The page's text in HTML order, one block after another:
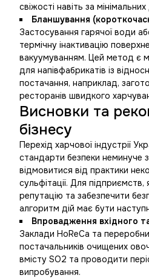
свіжості навіть за
Бланшування
Застосування гарячої води
термічну інактивацію
вакуумуванням. Цей метод є
для напівфабрикатів із
постачання, наприклад,
ресторанів швидкого
Висновки та
бізнесу
Перехід харчової індустрії
стандарти безпеки неминуче
відмовитися від практики
сульфітації. Для підприємств,
репутацію та забезпечити
алгоритм дій має бути
Впровадження вхідного
Заклади HoReCa та
постачальників очищених
вмісту SO2 та проводити
випробування.